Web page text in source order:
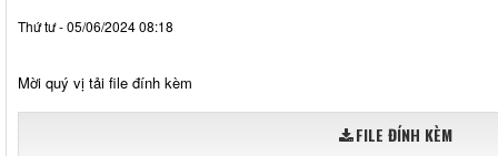
Thứ tư - 05/06/2024 08:18
Mời quý vị tải file đính kèm
FILE ĐÍNH KÈM